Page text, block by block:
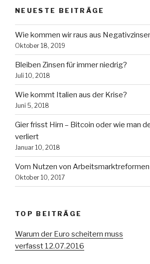
NEUESTE BEITRÄGE
Wie kommen wir raus aus
Oktober 18, 2019
Bleiben Zinsen für immer niedrig?
Juli 10, 2018
Wie kommt Italien aus der Krise?
Juni 5, 2018
Gier frisst Hirn – Bitcoin oder wie man
verliert
Januar 10, 2018
Vom Nutzen von Arbeitsmarktreformen
Oktober 10, 2017
TOP BEITRÄGE
Warum der Euro scheitern muss
verfasst 12.07.2016